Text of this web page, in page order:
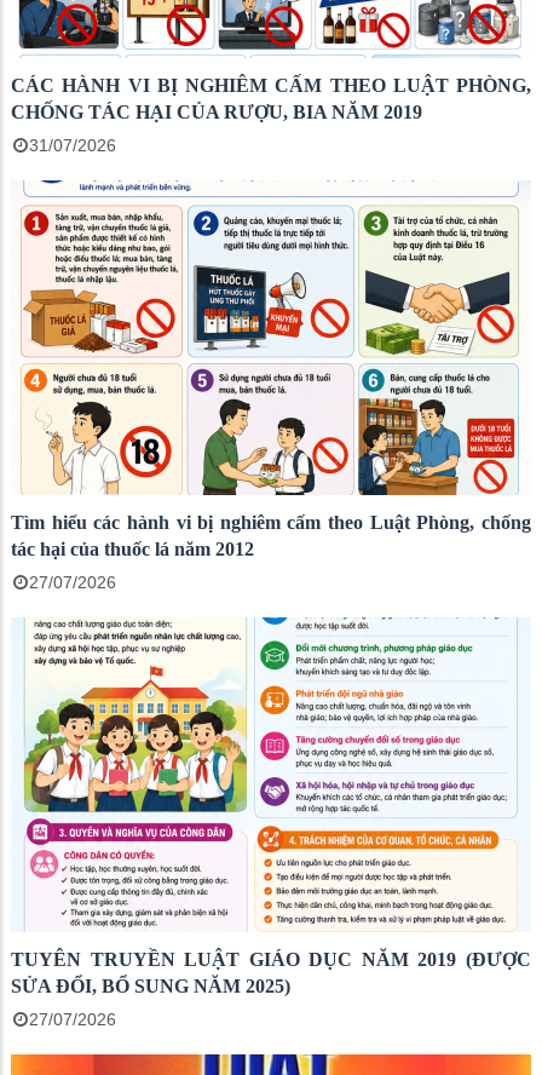
CÁC HÀNH VI BỊ NGHIÊM CẤM THEO LUẬT PHÒNG,
CHỐNG TÁC HẠI CỦA RƯỢU, BIA NĂM 2019
31/07/2026
Tìm hiểu các hành vi bị nghiêm cấm theo Luật Phòng, chống
tác hại của thuốc lá năm 2012
27/07/2026
TUYÊN TRUYỀN LUẬT GIÁO DỤC NĂM 2019 (ĐƯỢC
SỬA ĐỔI, BỔ SUNG NĂM 2025)
27/07/2026